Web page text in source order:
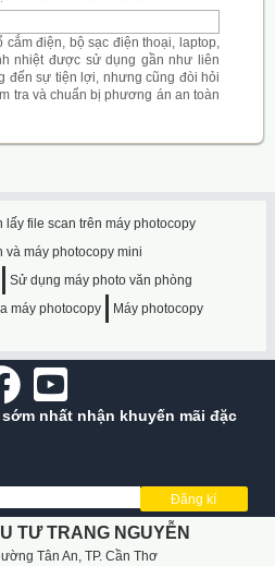
điện, bộ sạc điện thoại, laptop,
nhiệt được sử dụng gần như liên
đến sự tiện lợi, nhưng cũng đòi hỏi
tra và chuẩn bị phương án an toàn
lấy file scan trên máy photocopy
và máy photocopy mini
Sử dụng máy photo văn phòng
máy photocopy
Máy photocopy
nhất nhận khuyến mãi đặc
Đăng kí
TƯ TRANG NGUYỄN
Tân An, TP. Cần Thơ